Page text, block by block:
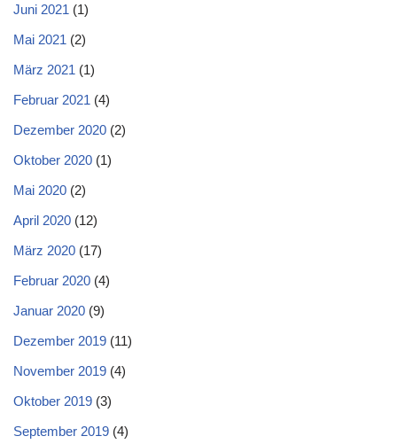
Juni 2021 (1)
Mai 2021 (2)
März 2021 (1)
Februar 2021 (4)
Dezember 2020 (2)
Oktober 2020 (1)
Mai 2020 (2)
April 2020 (12)
März 2020 (17)
Februar 2020 (4)
Januar 2020 (9)
Dezember 2019 (11)
November 2019 (4)
Oktober 2019 (3)
September 2019 (4)